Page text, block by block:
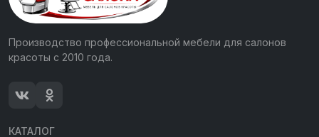
Производство профессиональной мебели для салонов
красоты с 2010 года.
КАТАЛОГ